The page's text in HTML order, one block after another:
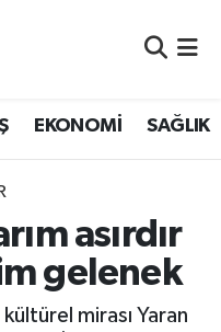
EKONOMİ SAĞLIK
asırdır
gelenek
kültürel mirası Yaran
Fikstür